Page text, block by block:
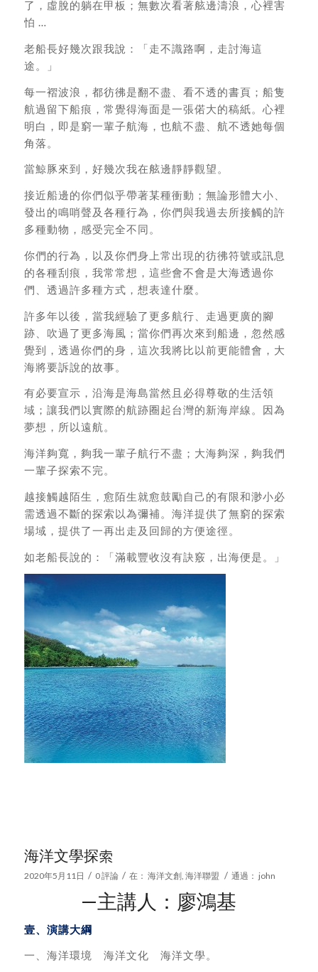
了，虛脫的躺在甲板；無數次看著舷邊濤浪，心裡害
怕 …
老船長好幾次跟我說：「走不識路啊，走討海這
途。」
每一褶波浪，都彷彿是翻不盡、看不透的書頁；船隻
航過留下船痕，常覺得海面是一張偌大的稿紙。心裡
明白，即是窮一輩子航海，也航不盡、航不透她每個
角落。
當鯨豚來到，好幾次我在舷邊靜靜觀望。
接近船邊的你們似乎帶著某種衝動；無論形體大小、
發出的鳴哨聲及各種行為，你們與我過去所接觸的許
多種動物，感受完全不同。
你們的行為，以及你們身上常出現的彷彿符號或訊息
的各種刮痕，我常常想，這些會不會是大海透過你
們、透過許多種方式，想表達什麼。
許多年以後，當我經驗了更多航行、走過更廣的腳
跡、吹過了更多海風；當你們再次來到船邊，忽然感
覺到，透過你們的身，這次我將比以前更能體會，大
海將要訴說的故事。
有必要宣示，沿海是海島當然且必得尊敬的生活領
域；讓我們以實際的航跡圈起台灣的新海岸線。因為
夢想，所以遠航。
海洋夠寬，夠我一輩子航行不盡；大海夠深，夠我們
一輩子探索不完。
越接觸越陌生，愈陌生就愈鼓勵自己的有限和渺小必
需透過不斷的探索以為彌補。海洋提供了無窮的探索
場域，提供了一再出走及回歸的方便途徑。
如老船長說的：「滿載豐收沒有訣竅，出海便是。」
海洋文學探索
2020年5月11日 / 0 評論 / 在： 海洋文創 海洋聯盟 / 通過： john
—主講人：廖鴻基
壹、演講大綱
一、海洋環境 海洋文化 海洋文學。